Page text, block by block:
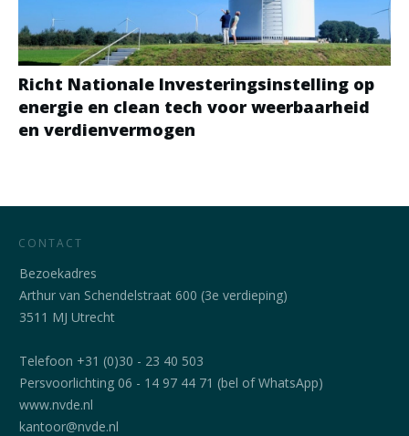
Richt Nationale Investeringsinstelling op
energie en clean tech voor weerbaarheid
en verdienvermogen
CONTACT
Bezoekadres
Arthur van Schendelstraat 600 (3e verdieping)
3511 MJ Utrecht
Telefoon +31 (0)30 - 23 40 503
Persvoorlichting 06 - 14 97 44 71 (bel of WhatsApp)
www.nvde.nl
kantoor@nvde.nl